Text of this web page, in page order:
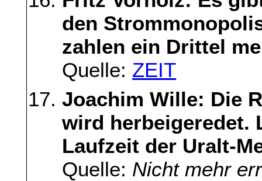
den
zahlen ein Drittel
Quelle: ZEIT
Joachim Wille: Die
wird herbeigeredet.
Laufzeit der Uralt-
Quelle: Nicht mehr